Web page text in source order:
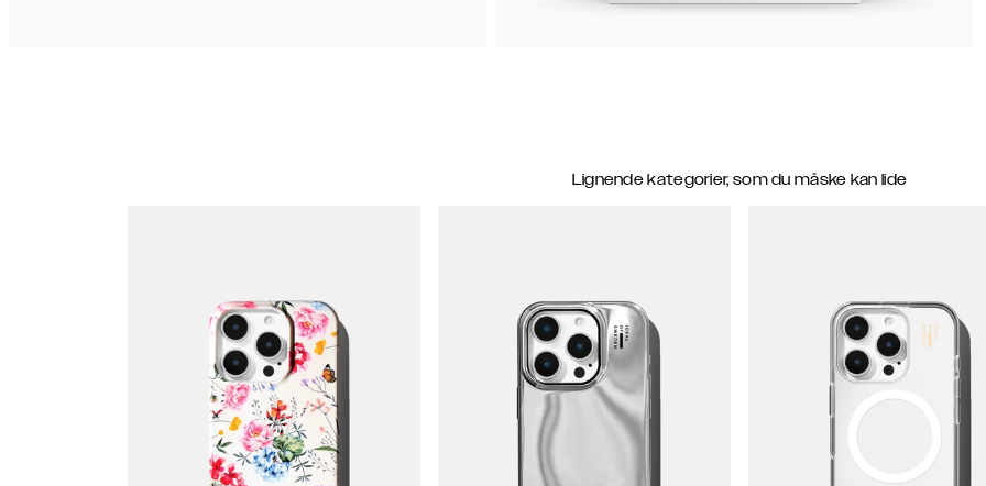
Lignende kategorier, som du måske kan lide